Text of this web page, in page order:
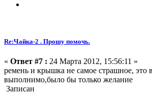
Re:Чайка-2 . Прошу помочь.
« Ответ #7 : 24 Марта 2012, 15:56:11 »
ремень и крышка не самое страшное, это
выполнимо,было бы только желание
Записан